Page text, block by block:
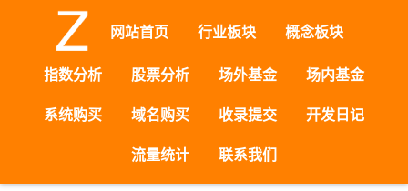
网站首页 行业板块 概念板块
指数分析 股票分析 场外基金
场内基金
系统购买
域名购买 收录提交
开发日记
流量统计
联系我们